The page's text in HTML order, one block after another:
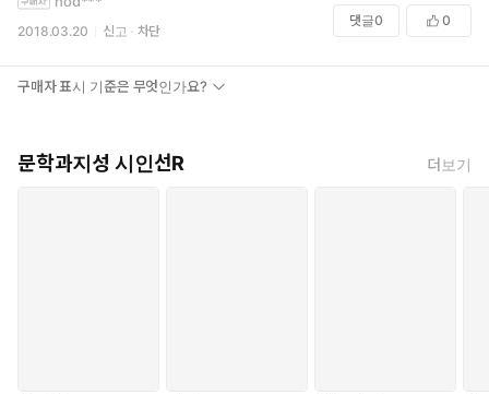
2018.03.20 신고 차단
댓글0 0
구매자 표시 기준은 무엇인가요?
문학과지성 시인선R 더보기